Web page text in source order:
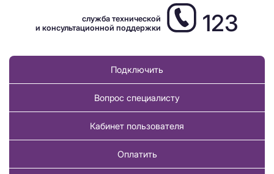
служба технической
и консультационной поддержки
123
Подключить
Вопрос специалисту
Кабинет пользователя
Оплатить